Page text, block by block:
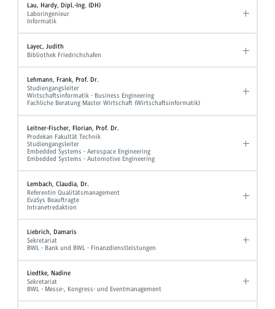
Lau, Hardy, Dipl.-Ing. (DH)
Laboringenieur
Informatik
Layec, Judith
Bibliothek Friedrichshafen
Lehmann, Frank, Prof. Dr.
Studiengangsleiter
Wirtschaftsinformatik - Business Engineering
Fachliche Beratung Master Wirtschaft (Wirtschaftsinformatik)
Leitner-Fischer, Florian, Prof. Dr.
Prodekan Fakultät Technik
Studiengangsleiter
Embedded Systems - Aerospace Engineering
Embedded Systems - Automotive Engineering
Lembach, Claudia, Dr.
Referentin Qualitätsmanagement
EvaSys Beauftragte
Intranetredaktion
Liebrich, Damaris
Sekretariat
BWL - Bank und BWL - Finanzdienstleistungen
Liedtke, Nadine
Sekretariat
BWL - Messe-, Kongress- und Eventmanagement